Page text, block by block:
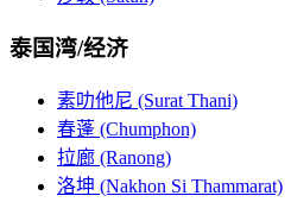
泰国湾/经济
素叻他尼 (Surat Thani)
春蓬 (Chumphon)
拉廊 (Ranong)
洛坤 (Nakhon Si Thammarat)